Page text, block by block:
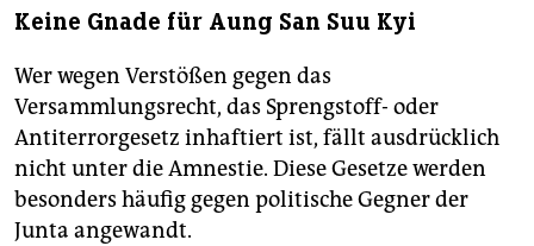
Keine Gnade für Aung San Suu Kyi
Wer wegen Verstößen gegen das
Versammlungsrecht, das Sprengstoff- oder
Antiterrorgesetz inhaftiert ist, fällt ausdrücklich
nicht unter die Amnestie. Diese Gesetze werden
besonders häufig gegen politische Gegner der
Junta angewandt.